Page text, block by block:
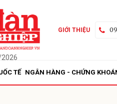
GIỚI THIỆU
TẾ NGÂN HÀNG - CHỨNG